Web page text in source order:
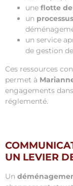
une flotte de
un
un service
de gestion
Ces ressources
permet à
engagements
réglementé.
UN LEVIER
Un